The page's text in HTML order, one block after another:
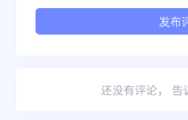
还没有评论， 告